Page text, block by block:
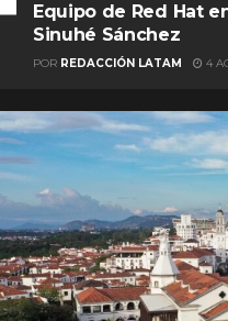
Equipo de Red Hat
Sinuhé Sánchez
POR REDACCIÓN LATAM 4